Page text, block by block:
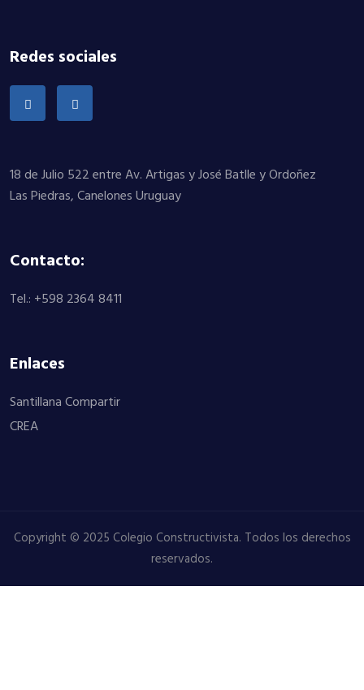
Redes sociales
18 de Julio 522 entre Av. Artigas y José Batlle y Ordoñez
Las Piedras, Canelones Uruguay
Contacto:
Tel.: +598 2364 8411
Enlaces
Santillana Compartir
CREA
Copyright © 2025 Colegio Constructivista. Todos los derechos
reservados.